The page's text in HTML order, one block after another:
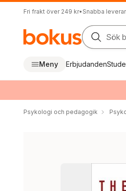
Fri frakt över 249 kr• Snabba
Sök
Meny Erbjudanden
Psykologi och pedagogik